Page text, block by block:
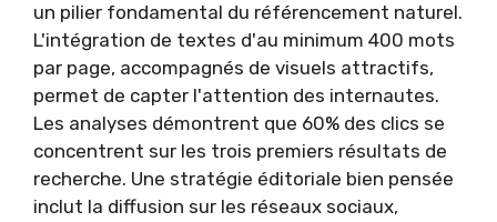
un pilier fondamental du référencement naturel.
L'intégration de textes d'au minimum 400 mots
par page, accompagnés de visuels attractifs,
permet de capter l'attention des internautes.
Les analyses démontrent que 60% des clics se
concentrent sur les trois premiers résultats de
recherche. Une stratégie éditoriale bien pensée
inclut la diffusion sur les réseaux sociaux,